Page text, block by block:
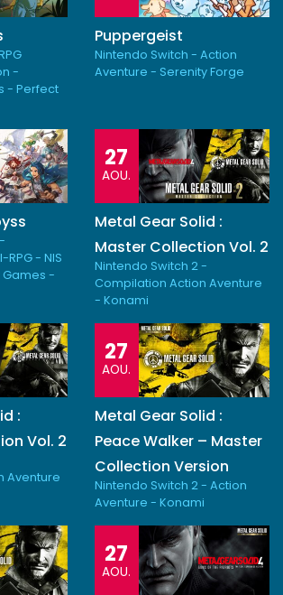
-
- Perfect
Puppergeist
Nintendo Switch - Action
Aventure - Serenity Forge
- NIS
-
27
AOU.
Metal Gear Solid :
Master Collection Vol. 2
Nintendo Switch 2 -
Compilation Action Aventure
- Konami
:
Vol. 2
Aventure
27
AOU.
Metal Gear Solid :
Peace Walker – Master
Collection Version
Nintendo Switch 2 - Action
Aventure - Konami
27
AOU.